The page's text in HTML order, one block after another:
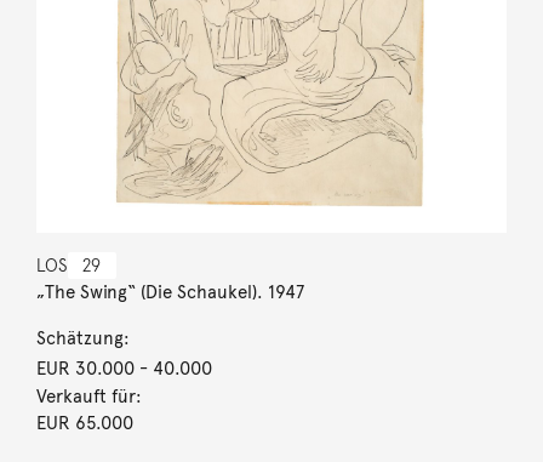
LOS 29
„The Swing“ (Die Schaukel). 1947
Schätzung:
EUR 30.000- 40.000
Verkauft für:
EUR 65.000